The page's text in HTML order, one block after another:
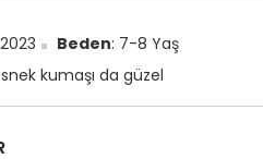
Beden: 7-8 Yaş
kumaşı da güzel